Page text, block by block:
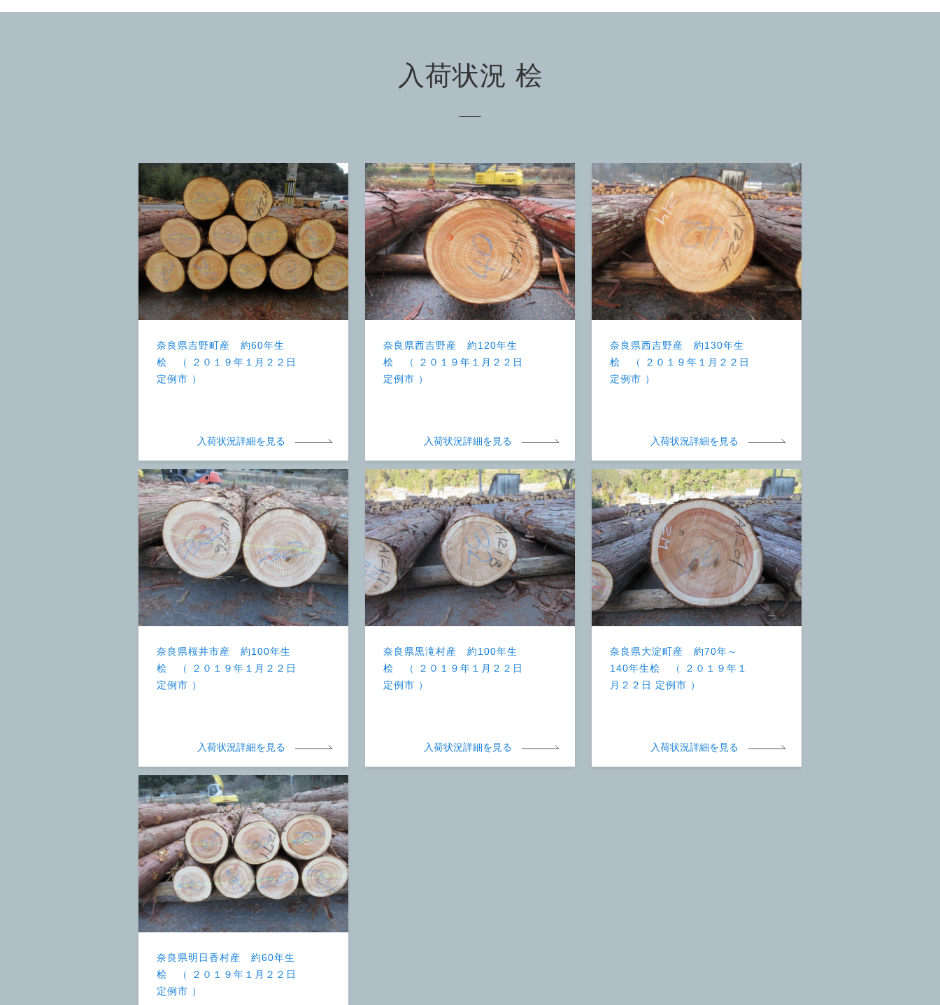
入荷状況 桧
奈良県吉野町産 約60年生
桧 （ ２０１９年１月２２日
定例市 ）
入荷状況詳細を見る
奈良県西吉野産 約120年生
桧 （ ２０１９年１月２２日
定例市 ）
入荷状況詳細を見る
奈良県西吉野産 約130年生
桧 （ ２０１９年１月２２日
定例市 ）
入荷状況詳細を見る
奈良県桜井市産 約100年生
桧 （ ２０１９年１月２２日
定例市 ）
入荷状況詳細を見る
奈良県黒滝村産 約100年生
桧 （ ２０１９年１月２２日
定例市 ）
入荷状況詳細を見る
奈良県大淀町産 約70年～
140年生桧 （ ２０１９年１
月２２日 定例市 ）
入荷状況詳細を見る
奈良県明日香村産 約60年生
桧 （ ２０１９年１月２２日
定例市 ）